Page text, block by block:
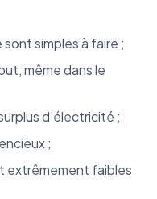
simples à faire ;
même dans le
d'électricité ;
;
extrêmement faibles